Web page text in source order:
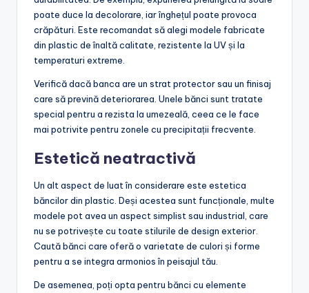
poate duce la decolorare, iar înghețul poate provoca
crăpături. Este recomandat să alegi modele fabricate
din plastic de înaltă calitate, rezistente la UV și la
temperaturi extreme.
Verifică dacă banca are un strat protector sau un finisaj
care să prevină deteriorarea. Unele bănci sunt tratate
special pentru a rezista la umezeală, ceea ce le face
mai potrivite pentru zonele cu precipitații frecvente.
Estetică neatractivă
Un alt aspect de luat în considerare este estetica
băncilor din plastic. Deși acestea sunt funcționale, multe
modele pot avea un aspect simplist sau industrial, care
nu se potrivește cu toate stilurile de design exterior.
Caută bănci care oferă o varietate de culori și forme
pentru a se integra armonios în peisajul tău.
De asemenea, poți opta pentru bănci cu elemente